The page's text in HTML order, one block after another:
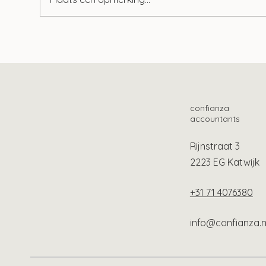
confianza
accountants
Rijnstraat 3
2223 EG Katwijk
+31 71 4076380